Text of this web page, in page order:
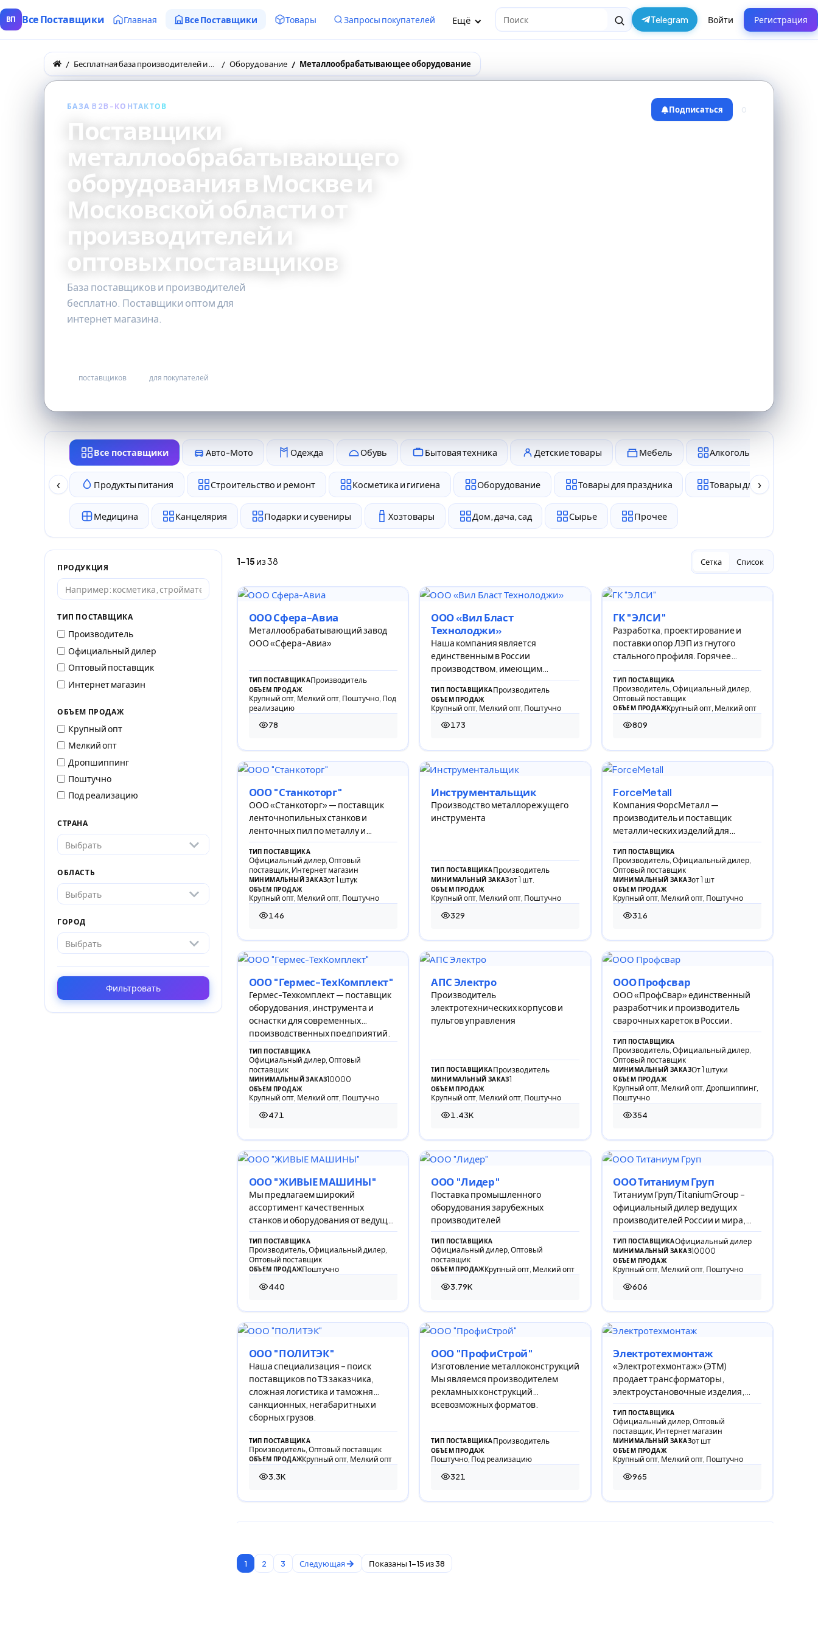
ВП Все Поставщики Главная Все Поставщики Товары Запросы покупателей Ещё Поиск Telegram Войти Регистрация
Оборудование Металлообрабатывающее оборудование
БАЗА B2B-КОНТАКТОВ
Поставщики
металлообрабатывающего
оборудования в Москве и
Московской области от
производителей и
оптовых поставщиков
База поставщиков и производителей
бесплатно. Поставщики оптом для
интернет магазина.
поставщиков для покупателей
Подписаться 0
‹
Все поставщики Авто-Мото Одежда Обувь Бытовая техника Детские товары Мебель Алкоголь и табак
Продукты питания Строительство и ремонт Косметика и гигиена Оборудование Товары для праздника Товары для животных
Медицина Канцелярия Подарки и сувениры Хозтовары Дом, дача, сад Сырье Прочее
›
ПРОДУКЦИЯ
ТИП ПОСТАВЩИКА
Производитель
Официальный дилер
Оптовый поставщик
Интернет магазин
ОБЪЕМ ПРОДАЖ
Крупный опт
Мелкий опт
Дропшиппинг
Поштучно
Под реализацию
СТРАНА
Выбрать
ОБЛАСТЬ
Выбрать
ГОРОД
Выбрать
Фильтровать
1–15 из 38 Сетка Список
ООО Сфера-Авиа
Металлообрабатывающий завод
ООО «Сфера-Авиа»
ТИП ПОСТАВЩИКАПроизводитель
ОБЪЕМ ПРОДАЖ
Крупный опт, Мелкий опт, Поштучно, Под
реализацию
78
78 просмотров
ООО «Вил Бласт
Технолоджи»
Наша компания является
единственным в России
производством, имеющим
замкнутый цикл изготовления
дробеметного оборудования,
начиная от литейн
ТИП ПОСТАВЩИКАПроизводитель
ОБЪЕМ ПРОДАЖ
Крупный опт, Мелкий опт, Поштучно
173
173 просмотра
ГК "ЭЛСИ"
Разработка, проектирование и
поставки опор ЛЭП из гнутого
стального профиля. Горячее
цинкование металлоконструкций.
ТИП ПОСТАВЩИКА
Производитель, Официальный дилер,
Оптовый поставщик
ОБЪЕМ ПРОДАЖКрупный опт, Мелкий опт
809
809 просмотров
ООО "Станкоторг"
ООО «Станкоторг» — поставщик
ленточнопильных станков и
ленточных пил по металлу и
дереву.
ТИП ПОСТАВЩИКА
Официальный дилер, Оптовый
поставщик, Интернет магазин
МИНИМАЛЬНЫЙ ЗАКАЗот 1 штук
ОБЪЕМ ПРОДАЖ
Крупный опт, Мелкий опт, Поштучно
146
146 просмотров
Инструментальщик
Производство металлорежущего
инструмента
ТИП ПОСТАВЩИКАПроизводитель
МИНИМАЛЬНЫЙ ЗАКАЗот 1 шт.
ОБЪЕМ ПРОДАЖ
Крупный опт, Мелкий опт, Поштучно
329
329 просмотров
ForceMetall
Компания ФорсМеталл —
производитель и поставщик
металлических изделий для
строительства, складов и
производств.
ТИП ПОСТАВЩИКА
Производитель, Официальный дилер,
Оптовый поставщик
МИНИМАЛЬНЫЙ ЗАКАЗот 1 шт
ОБЪЕМ ПРОДАЖ
Крупный опт, Мелкий опт, Поштучно
316
316 просмотров
ООО "Гермес-ТехКомплект"
Гермес-Техкомплект — поставщик
оборудования, инструмента и
оснастки для современных
производственных предприятий.
ТИП ПОСТАВЩИКА
Официальный дилер, Оптовый
поставщик
МИНИМАЛЬНЫЙ ЗАКАЗ10000
ОБЪЕМ ПРОДАЖ
Крупный опт, Мелкий опт, Поштучно
471
471 просмотр
АПС Электро
Производитель
электротехнических корпусов и
пультов управления
ТИП ПОСТАВЩИКАПроизводитель
МИНИМАЛЬНЫЙ ЗАКАЗ1
ОБЪЕМ ПРОДАЖ
Крупный опт, Мелкий опт, Поштучно
1.43K
1 429 просмотров
ООО Профсвар
ООО «ПрофСвар» единственный
разработчик и производитель
сварочных кареток в России.
ТИП ПОСТАВЩИКА
Производитель, Официальный дилер,
Оптовый поставщик
МИНИМАЛЬНЫЙ ЗАКАЗОт 1 штуки
ОБЪЕМ ПРОДАЖ
Крупный опт, Мелкий опт, Дропшиппинг,
Поштучно
354
354 просмотра
ООО "ЖИВЫЕ МАШИНЫ"
Мы предлагаем широкий
ассортимент качественных
станков и оборудования от ведущих
мировых производителей.
ТИП ПОСТАВЩИКА
Производитель, Официальный дилер,
Оптовый поставщик
ОБЪЕМ ПРОДАЖПоштучно
440
440 просмотров
ООО "Лидер"
Поставка промышленного
оборудования зарубежных
производителей
ТИП ПОСТАВЩИКА
Официальный дилер, Оптовый
поставщик
ОБЪЕМ ПРОДАЖКрупный опт, Мелкий опт
3.79K
3 787 просмотров
ООО Титаниум Груп
Титаниум Груп/TitaniumGroup –
официальный дилер ведущих
производителей России и мира,
выпускающих
высококачественное
оборудование.
ТИП ПОСТАВЩИКАОфициальный дилер
МИНИМАЛЬНЫЙ ЗАКАЗ10000
ОБЪЕМ ПРОДАЖ
Крупный опт, Мелкий опт, Поштучно
606
606 просмотров
ООО "ПОЛИТЭК"
Наша специализация – поиск
поставщиков по ТЗ заказчика,
сложная логистика и таможня
санкционных, негабаритных и
сборных грузов.
ТИП ПОСТАВЩИКА
Производитель, Оптовый поставщик
ОБЪЕМ ПРОДАЖКрупный опт, Мелкий опт
3.3K
3 300 просмотров
ООО "ПрофиСтрой"
Изготовление металлоконструкций
Мы являемся производителем
рекламных конструкций
всевозможных форматов.
ТИП ПОСТАВЩИКАПроизводитель
ОБЪЕМ ПРОДАЖ
Поштучно, Под реализацию
321
321 просмотр
Электротехмонтаж
«Электротехмонтаж» (ЭТМ)
продает трансформаторы,
электроустановочные изделия,
лампы, системы теплого пола и еще
сотни видов электрооборудова
ТИП ПОСТАВЩИКА
Официальный дилер, Оптовый
поставщик, Интернет магазин
МИНИМАЛЬНЫЙ ЗАКАЗот шт
ОБЪЕМ ПРОДАЖ
Крупный опт, Мелкий опт, Поштучно
965
965 просмотров
1 2 3 Следующая Показаны 1-15 из 38